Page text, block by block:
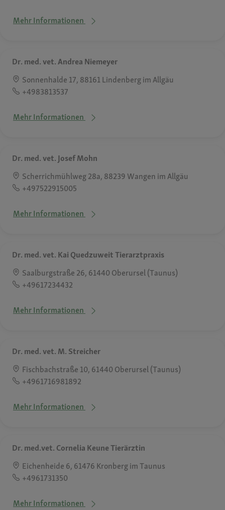
Mehr Informationen
Dr. med. vet. Andrea Niemeyer
Sonnenhalde 17, 88161 Lindenberg im Allgäu
+4983813537
Mehr Informationen
Dr. med. vet. Josef Mohn
Scherrichmühlweg 28a, 88239 Wangen im Allgäu
+497522915005
Mehr Informationen
Dr. med. vet. Kai Quedzuweit Tierarztpraxis
Saalburgstraße 26, 61440 Oberursel (Taunus)
+49617234432
Mehr Informationen
Dr. med. vet. M. Streicher
Fischbachstraße 10, 61440 Oberursel (Taunus)
+4961716981892
Mehr Informationen
Dr. med.vet. Cornelia Keune Tierärztin
Eichenheide 6, 61476 Kronberg im Taunus
+4961731350
Mehr Informationen